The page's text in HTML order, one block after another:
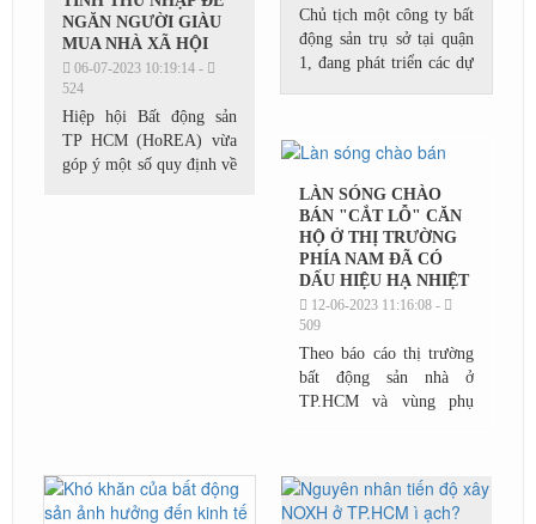
NGĂN NGƯỜI GIÀU
MUA NHÀ XÃ HỘI
06-07-2023 10:19:14 -
524
Hiệp hội Bất động sản
TP HCM (HoREA) vừa
góp ý một số quy định về
Chủ tịch một công ty bất
động sản trụ sở tại quận
1, đang phát triển các dự
ty quay cuồng...
LÀN SÓNG CHÀO
BÁN "CẮT LỖ" CĂN
HỘ Ở THỊ TRƯỜNG
PHÍA NAM ĐÃ CÓ
DẤU HIỆU HẠ NHIỆT
12-06-2023 11:16:08 -
509
Theo báo cáo thị trường
bất động sản nhà ở
TP.HCM và vùng phụ
thứ cấp đã giảm mạnh,